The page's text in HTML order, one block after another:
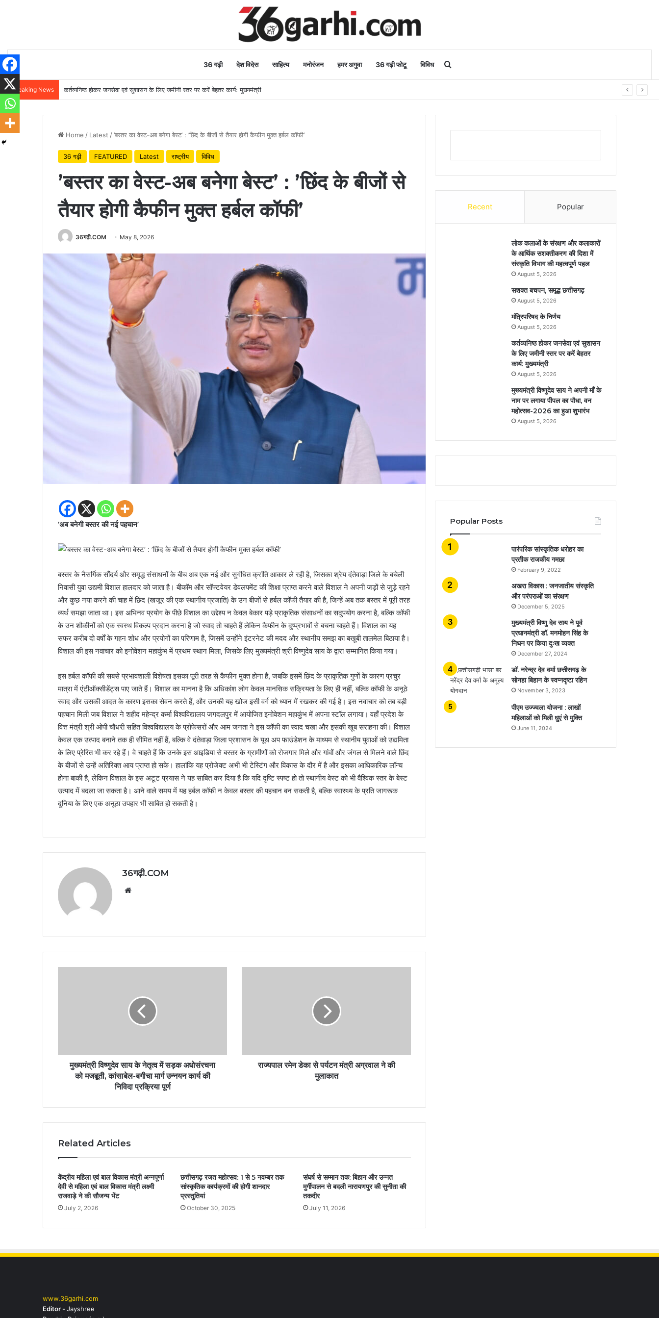
36 गढ़ी देश विदेस साहित्य मनोरंजन हमर अगुवा 36 गढ़ी फोटू विविध
Breaking News कर्तव्यनिष्ठ होकर जनसेवा एवं सुशासन के लिए जमीनी स्तर पर करें बेहतर कार्य: मुख्यमंत्री
Home / Latest /’बस्तर का वेस्ट-अब बनेगा बेस्ट’ : ’छिंद के बीजों से तैयार होगी कैफीन मुक्त हर्बल कॉफी’
36 गढ़ी FEATURED Latest राष्ट्रीय विविध
’बस्तर का वेस्ट-अब बनेगा बेस्ट’ : ’छिंद के बीजों से
तैयार होगी कैफीन मुक्त हर्बल कॉफी’
36गढ़ी.COM May 8, 2026
’अब बनेगी बस्तर की नई पहचान’
बस्तर के नैसर्गिक सौंदर्य और समृद्ध संसाधनों के बीच अब एक नई और सुगंधित क्रांति आकार ले रही है, जिसका श्रेय दंतेवाड़ा जिले के बचेली
निवासी युवा उद्यमी विशाल हालदार को जाता है। बीकॉम और सॉफ्टवेयर डेवलपमेंट की शिक्षा प्राप्त करने वाले विशाल ने अपनी जड़ों से जुड़े रहने
और कुछ नया करने की चाह में छिंद (खजूर की एक स्थानीय प्रजाति) के उन बीजों से हर्बल कॉफी तैयार की है, जिन्हें अब तक बस्तर में पूरी तरह
व्यर्थ समझा जाता था। इस अभिनव प्रयोग के पीछे विशाल का उद्देश्य न केवल बेकार पड़े प्राकृतिक संसाधनों का सदुपयोग करना है, बल्कि कॉफी
के उन शौकीनों को एक स्वस्थ विकल्प प्रदान करना है जो स्वाद तो चाहते हैं लेकिन कैफीन के दुष्प्रभावों से बचना चाहते हैं। विशाल का यह
सफर करीब दो वर्षों के गहन शोध और प्रयोगों का परिणाम है, जिसमें उन्होंने इंटरनेट की मदद और स्थानीय समझ का बखूबी तालमेल बिठाया है।
विशाल की इस नवाचार को इनोवेशन महाकुंभ में प्रथम स्थान मिला, जिसके लिए मुख्यमंत्री श्री विष्णुदेव साय के द्वारा सम्मानित किया गया।
इस हर्बल कॉफी की सबसे प्रभावशाली विशेषता इसका पूरी तरह से कैफीन मुक्त होना है, जबकि इसमें छिंद के प्राकृतिक गुणों के कारण प्रचुर
मात्रा में एंटीऑक्सीडेंट्स पाए जाते हैं। विशाल का मानना है कि अधिकांश लोग केवल मानसिक सक्रियता के लिए ही नहीं, बल्कि कॉफी के अनूठे
स्वाद और उसकी आदत के कारण इसका सेवन करते हैं, और उनकी यह खोज इसी वर्ग को ध्यान में रखकर की गई है। इस नवाचार को तब बड़ी
पहचान मिली जब विशाल ने शहीद महेन्द्र कर्मा विश्वविद्यालय जगदलपुर में आयोजित इनोवेशन महाकुंभ में अपना स्टॉल लगाया। वहाँ प्रदेश के
वित्त मंत्री श्री ओपी चौधरी सहित विश्वविद्यालय के प्रोफेसरों और आम जनता ने इस कॉफी का स्वाद चखा और इसकी खूब सराहना की। विशाल
केवल एक उत्पाद बनाने तक ही सीमित नहीं हैं, बल्कि वे दंतेवाड़ा जिला प्रशासन के यूथ अप फाउंडेशन के माध्यम से स्थानीय युवाओं को उद्यमिता
के लिए प्रेरित भी कर रहे हैं। वे चाहते हैं कि उनके इस आइडिया से बस्तर के ग्रामीणों को रोजगार मिले और गांवों और जंगल से मिलने वाले छिंद
के बीजों से उन्हें अतिरिक्त आय प्राप्त हो सके। हालांकि यह प्रोजेक्ट अभी भी टेस्टिंग और विकास के दौर में है और इसका आधिकारिक लॉन्च
होना बाकी है, लेकिन विशाल के इस अटूट प्रयास ने यह साबित कर दिया है कि यदि दृष्टि स्पष्ट हो तो स्थानीय वेस्ट को भी वैश्विक स्तर के बेस्ट
उत्पाद में बदला जा सकता है। आने वाले समय में यह हर्बल कॉफी न केवल बस्तर की पहचान बन सकती है, बल्कि स्वास्थ्य के प्रति जागरूक
दुनिया के लिए एक अनूठा उपहार भी साबित हो सकती है।
36गढ़ी.COM
मुख्यमंत्री विष्णुदेव साय के नेतृत्व में सड़क अधोसंरचना
को मजबूती, कांसाबेल-बगीचा मार्ग उन्नयन कार्य की
निविदा प्रक्रिया पूर्ण
राज्यपाल रमेन डेका से पर्यटन मंत्री अग्रवाल ने की
मुलाकात
Related Articles
केंद्रीय महिला एवं बाल विकास मंत्री अन्नपूर्णा
देवी से महिला एवं बाल विकास मंत्री लक्ष्मी
राजवाड़े ने की सौजन्य भेंट
July 2, 2026
छत्तीसगढ़ रजत महोत्सव: 1 से 5 नवम्बर तक
सांस्कृतिक कार्यक्रमों की होगी शानदार
प्रस्तुतियां
October 30, 2025
संघर्ष से सम्मान तक: बिहान और उन्नत
मुर्गीपालन से बदली नारायणपुर की सुनीता की
तकदीर
July 11, 2026
Recent Popular
लोक कलाओं के संरक्षण और कलाकारों
के आर्थिक सशक्तीकरण की दिशा में
संस्कृति विभाग की महत्वपूर्ण पहल
August 5, 2026
सशक्त बचपन, समृद्ध छत्तीसगढ़
August 5, 2026
मंत्रिपरिषद के निर्णय
August 5, 2026
कर्तव्यनिष्ठ होकर जनसेवा एवं सुशासन
के लिए जमीनी स्तर पर करें बेहतर
कार्य: मुख्यमंत्री
August 5, 2026
मुख्यमंत्री विष्णुदेव साय ने अपनी माँ के
नाम पर लगाया पीपल का पौधा, वन
महोत्सव-2026 का हुआ शुभारंभ
August 5, 2026
Popular Posts
​​​​​​​पारंपरिक सांस्कृतिक धरोहर का
प्रतीक राजकीय गमछा
February 9, 2022
अखरा विकास : जनजातीय संस्कृति
और परंपराओं का संरक्षण
December 5, 2025
मुख्यमंत्री विष्णु देव साय ने पूर्व
प्रधानमंत्री डॉ. मनमोहन सिंह के
निधन पर किया दुःख व्यक्त
December 27, 2024
डॉ. नरेन्द्र देव वर्मा छत्तीसगढ़ के
सोनहा बिहान के स्वप्नदृष्टा रहिन
November 3, 2023
पीएम उज्ज्वला योजना : लाखों
महिलाओं को मिली धुएं से मुक्ति
June 11, 2024
www.36garhi.com
Editor -Jayshree